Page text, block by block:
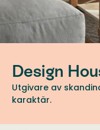
Design
Utgivare av
karaktär.